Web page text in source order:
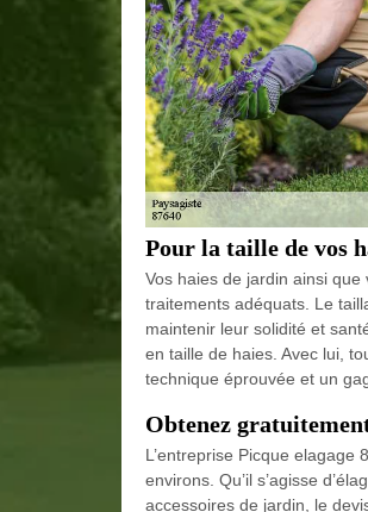
Pour la taille de vos
Vos haies de jardin ainsi
traitements adéquats. Le
maintenir leur solidité et
en taille de haies. Avec lui,
technique éprouvée et un
Obtenez
L’entreprise Picque
environs. Qu’il s’agisse
accessoires de jardin, le